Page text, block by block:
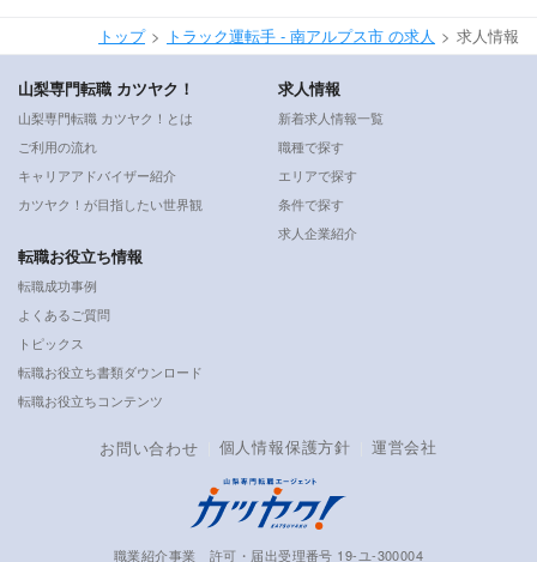
トップ トラック運転手 - 南アルプス市 の求人 求人情報
山梨専門転職 カツヤク！
山梨専門転職 カツヤク！とは
ご利用の流れ
キャリアアドバイザー紹介
カツヤク！が目指したい世界観
求人情報
新着求人情報一覧
職種で探す
エリアで探す
条件で探す
求人企業紹介
転職お役立ち情報
転職成功事例
よくあるご質問
トピックス
転職お役立ち書類ダウンロード
転職お役立ちコンテンツ
お問い合わせ 個人情報保護方針 運営会社
職業紹介事業 許可・届出受理番号 19-ユ-300004